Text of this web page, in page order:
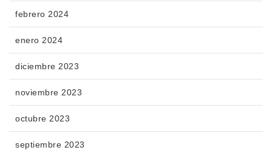
febrero 2024
enero 2024
diciembre 2023
noviembre 2023
octubre 2023
septiembre 2023